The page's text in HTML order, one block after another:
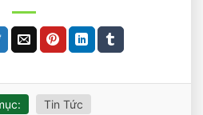
Tin Tức